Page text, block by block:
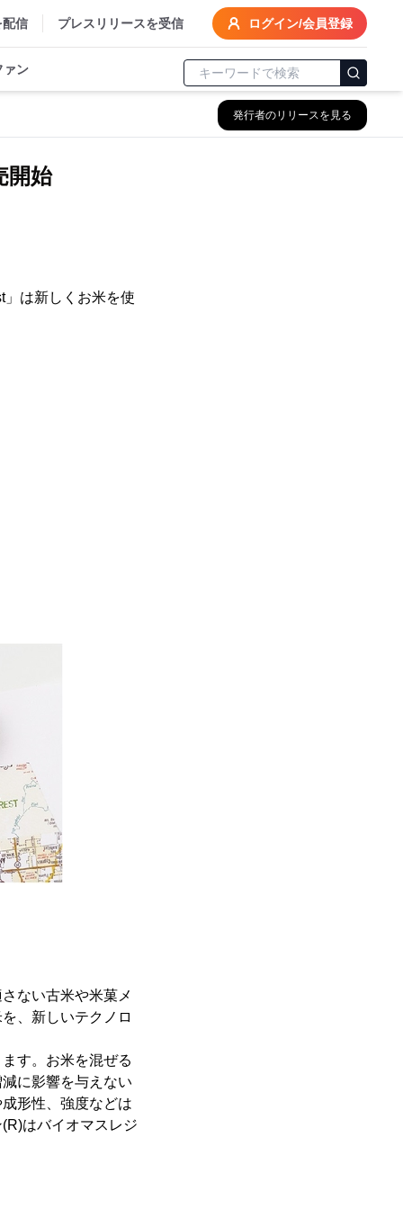
配信 プレスリリースを受信 ログイン/会員登録
ァン
発行者のリリースを見る
開始
は新しくお米を使
ない古米や米菓メ
、新しいテクノロ
す。お米を混ぜる
に影響を与えない
形性、強度などは
はバイオマスレジ